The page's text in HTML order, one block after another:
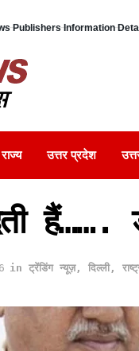
Publishers Information
राज्य उत्तर प्रदेश
हैं…….
in ट्रेंडिंग न्यूज़, दिल्ली,